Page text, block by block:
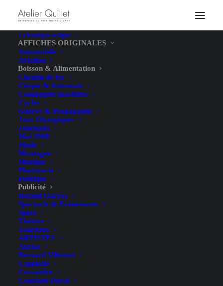
La boutique en ligne
AFFICHES ORIGINALES
Automobile
Aviation
Boisson & Alimentation
Chemin de fer
Cirque & Automate
Compagnie maritime
Cycles
Guerre & Propagande
Jeux Olympiques
Journaux
Mai 1968
Mode
Montagne
Musique
Pharmacie
Politique
Publicité
Roland Garros
Spectacle & Évènements
Sport
Théâtre
Tourisme
ARTISTES
Auriac
Bernard Villemot
Cappiello
Cassandre
Constant-Duval